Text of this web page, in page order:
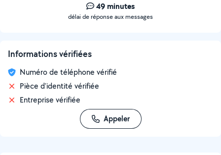
49 minutes
délai de réponse aux messages
Informations vérifiées
Numéro de téléphone vérifié
Pièce d'identité vérifiée
Entreprise vérifiée
Appeler